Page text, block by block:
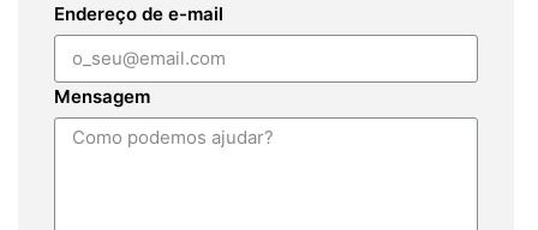
Endereço de e-mail
Mensagem